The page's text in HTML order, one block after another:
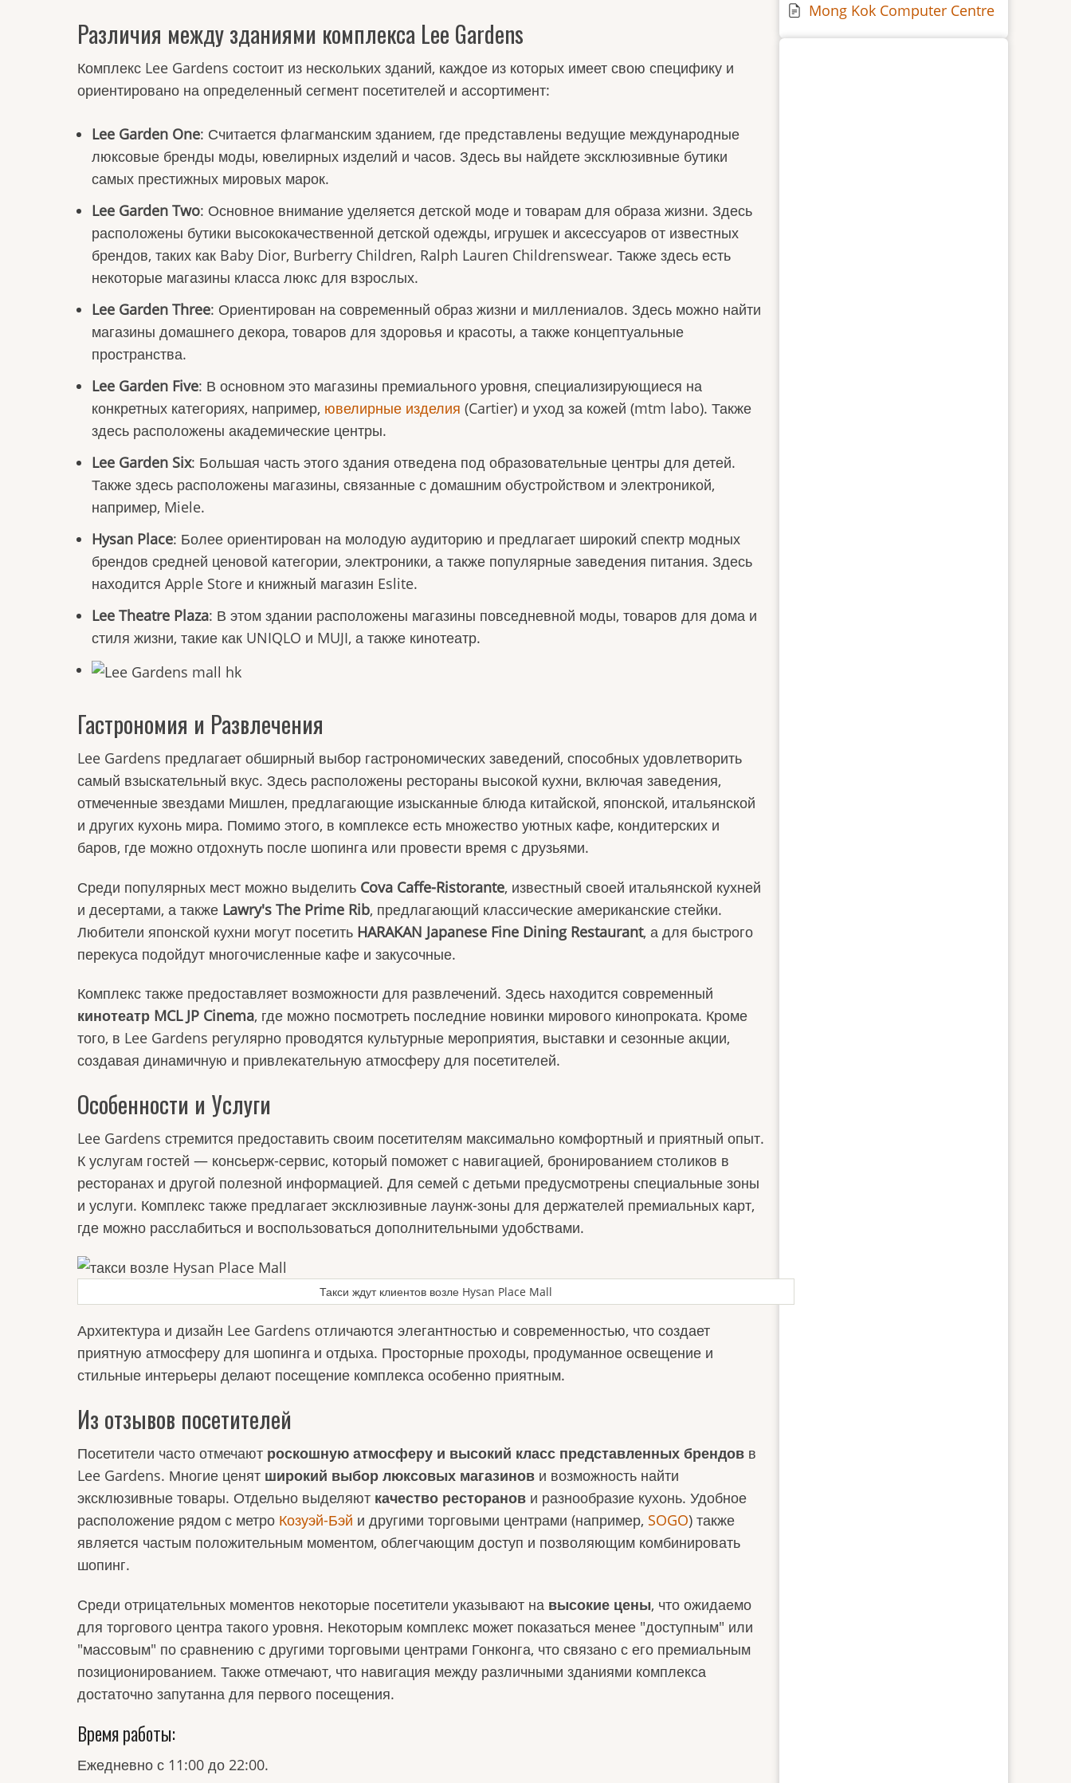
Различия между зданиями комплекса Lee Gardens
Комплекс Lee Gardens состоит из нескольких зданий, каждое из которых имеет свою специфику и
ориентировано на определенный сегмент посетителей и ассортимент:
Lee Garden One: Считается флагманским зданием, где представлены ведущие международные
люксовые бренды моды, ювелирных изделий и часов. Здесь вы найдете эксклюзивные бутики
самых престижных мировых марок.
Lee Garden Two: Основное внимание уделяется детской моде и товарам для образа жизни. Здесь
расположены бутики высококачественной детской одежды, игрушек и аксессуаров от известных
брендов, таких как Baby Dior, Burberry Children, Ralph Lauren Childrenswear. Также здесь есть
некоторые магазины класса люкс для взрослых.
Lee Garden Three: Ориентирован на современный образ жизни и миллениалов. Здесь можно найти
магазины домашнего декора, товаров для здоровья и красоты, а также концептуальные
пространства.
Lee Garden Five: В основном это магазины премиального уровня, специализирующиеся на
конкретных категориях, например, ювелирные изделия (Cartier) и уход за кожей (mtm labo). Также
здесь расположены академические центры.
Lee Garden Six: Большая часть этого здания отведена под образовательные центры для детей.
Также здесь расположены магазины, связанные с домашним обустройством и электроникой,
например, Miele.
Hysan Place: Более ориентирован на молодую аудиторию и предлагает широкий спектр модных
брендов средней ценовой категории, электроники, а также популярные заведения питания. Здесь
находится Apple Store и книжный магазин Eslite.
Lee Theatre Plaza: В этом здании расположены магазины повседневной моды, товаров для дома и
стиля жизни, такие как UNIQLO и MUJI, а также кинотеатр.
Гастрономия и Развлечения
Lee Gardens предлагает обширный выбор гастрономических заведений, способных удовлетворить
самый взыскательный вкус. Здесь расположены рестораны высокой кухни, включая заведения,
отмеченные звездами Мишлен, предлагающие изысканные блюда китайской, японской, итальянской
и других кухонь мира. Помимо этого, в комплексе есть множество уютных кафе, кондитерских и
баров, где можно отдохнуть после шопинга или провести время с друзьями.
Среди популярных мест можно выделить Cova Caffe-Ristorante, известный своей итальянской кухней
и десертами, а также Lawry's The Prime Rib, предлагающий классические американские стейки.
Любители японской кухни могут посетить HARAKAN Japanese Fine Dining Restaurant, а для быстрого
перекуса подойдут многочисленные кафе и закусочные.
Комплекс также предоставляет возможности для развлечений. Здесь находится современный
кинотеатр MCL JP Cinema, где можно посмотреть последние новинки мирового кинопроката. Кроме
того, в Lee Gardens регулярно проводятся культурные мероприятия, выставки и сезонные акции,
создавая динамичную и привлекательную атмосферу для посетителей.
Особенности и Услуги
Lee Gardens стремится предоставить своим посетителям максимально комфортный и приятный опыт.
К услугам гостей — консьерж-сервис, который поможет с навигацией, бронированием столиков в
ресторанах и другой полезной информацией. Для семей с детьми предусмотрены специальные зоны
и услуги. Комплекс также предлагает эксклюзивные лаунж-зоны для держателей премиальных карт,
где можно расслабиться и воспользоваться дополнительными удобствами.
Такси ждут клиентов возле Hysan Place Mall
Архитектура и дизайн Lee Gardens отличаются элегантностью и современностью, что создает
приятную атмосферу для шопинга и отдыха. Просторные проходы, продуманное освещение и
стильные интерьеры делают посещение комплекса особенно приятным.
Из отзывов посетителей
Посетители часто отмечают роскошную атмосферу и высокий класс представленных брендов в
Lee Gardens. Многие ценят широкий выбор люксовых магазинов и возможность найти
эксклюзивные товары. Отдельно выделяют качество ресторанов и разнообразие кухонь. Удобное
расположение рядом с метро Козуэй-Бэй и другими торговыми центрами (например, SOGO) также
является частым положительным моментом, облегчающим доступ и позволяющим комбинировать
шопинг.
Среди отрицательных моментов некоторые посетители указывают на высокие цены, что ожидаемо
для торгового центра такого уровня. Некоторым комплекс может показаться менее "доступным" или
"массовым" по сравнению с другими торговыми центрами Гонконга, что связано с его премиальным
позиционированием. Также отмечают, что навигация между различными зданиями комплекса
достаточно запутанна для первого посещения.
Время работы:
Ежедневно с 11:00 до 22:00.
Mong Kok Computer Centre